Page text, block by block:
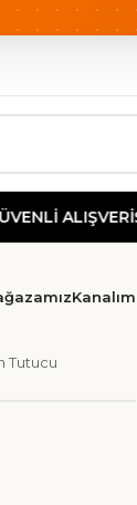
HIZLI KARGO
ALIŞVERİŞ
Tutucu